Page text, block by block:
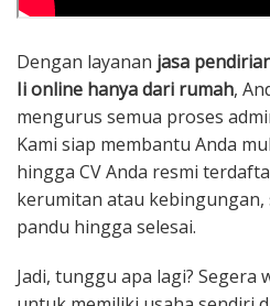
Dengan layanan jasa
Ii online hanya dari rumah,
mengurus semua proses
Kami siap membantu Anda
hingga CV Anda resmi
kerumitan atau kebingungan,
pandu hingga selesai.
Jadi, tunggu apa lagi? Segera